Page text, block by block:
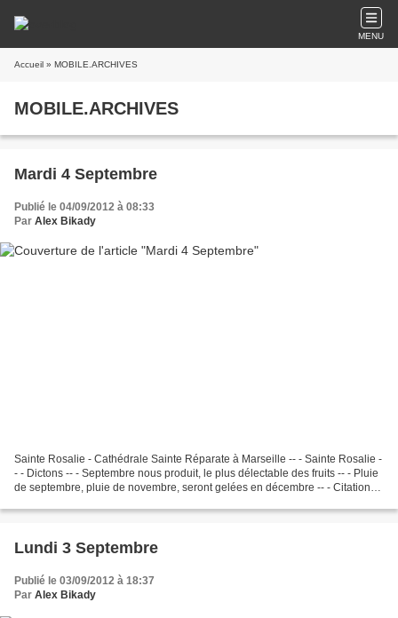
MENU
Accueil » MOBILE.ARCHIVES
MOBILE.ARCHIVES
Mardi 4 Septembre
Publié le 04/09/2012 à 08:33
Par Alex Bikady
Sainte Rosalie - Cathédrale Sainte Réparate à Marseille -- - Sainte Rosalie -
- - Dictons -- - Septembre nous produit, le plus délectable des fruits -- - Pluie
de septembre, pluie de novembre, seront gelées en décembre -- - Citations -
Lundi 3 Septembre
Publié le 03/09/2012 à 18:37
Par Alex Bikady